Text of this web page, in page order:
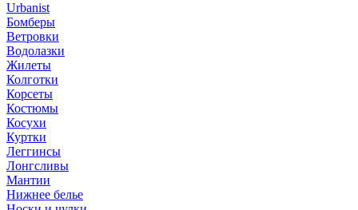
Urbanist
Бомберы
Ветровки
Водолазки
Жилеты
Колготки
Корсеты
Костюмы
Косухи
Куртки
Леггинсы
Лонгсливы
Мантии
Нижнее белье